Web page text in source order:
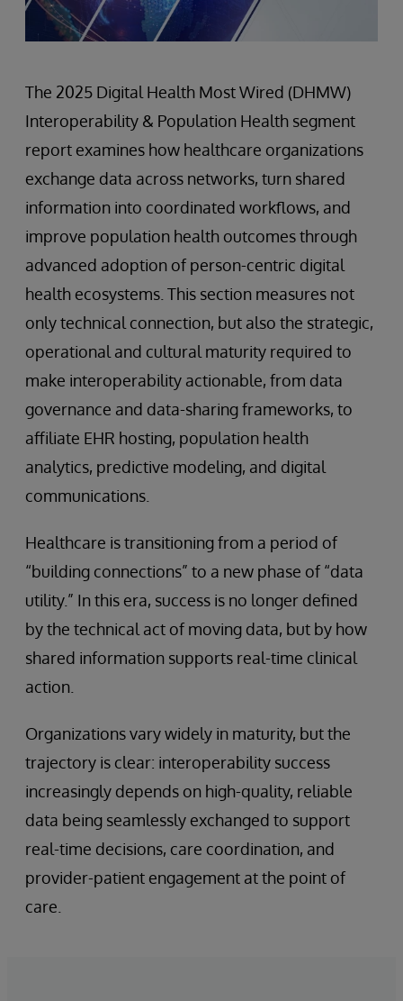
The 2025 Digital Health Most Wired (DHMW)
Interoperability & Population Health segment
report examines how healthcare organizations
exchange data across networks, turn shared
information into coordinated workflows, and
improve population health outcomes through
advanced adoption of person-centric digital
health ecosystems. This section measures not
only technical connection, but also the strategic,
operational and cultural maturity required to
make interoperability actionable, from data
governance and data-sharing frameworks, to
affiliate EHR hosting, population health
analytics, predictive modeling, and digital
communications.
Healthcare is transitioning from a period of
“building connections” to a new phase of “data
utility.” In this era, success is no longer defined
by the technical act of moving data, but by how
shared information supports real-time clinical
action.
Organizations vary widely in maturity, but the
trajectory is clear: interoperability success
increasingly depends on high-quality, reliable
data being seamlessly exchanged to support
real-time decisions, care coordination, and
provider-patient engagement at the point of
care.